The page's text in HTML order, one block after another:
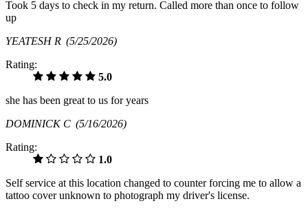
Took 5 days to check in my return. Called more than once to follow
up
YEATESH R (5/25/2026)
Rating:
5.0
she has been great to us for years
DOMINICK C (5/16/2026)
Rating:
1.0
Self service at this location changed to counter forcing me to allow a
tattoo cover unknown to photograph my driver's license.